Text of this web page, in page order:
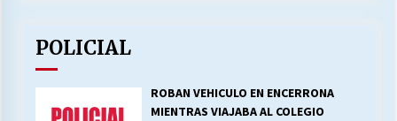
POLICIAL
ROBAN VEHICULO EN ENCERRONA
MIENTRAS VIAJABA AL COLEGIO